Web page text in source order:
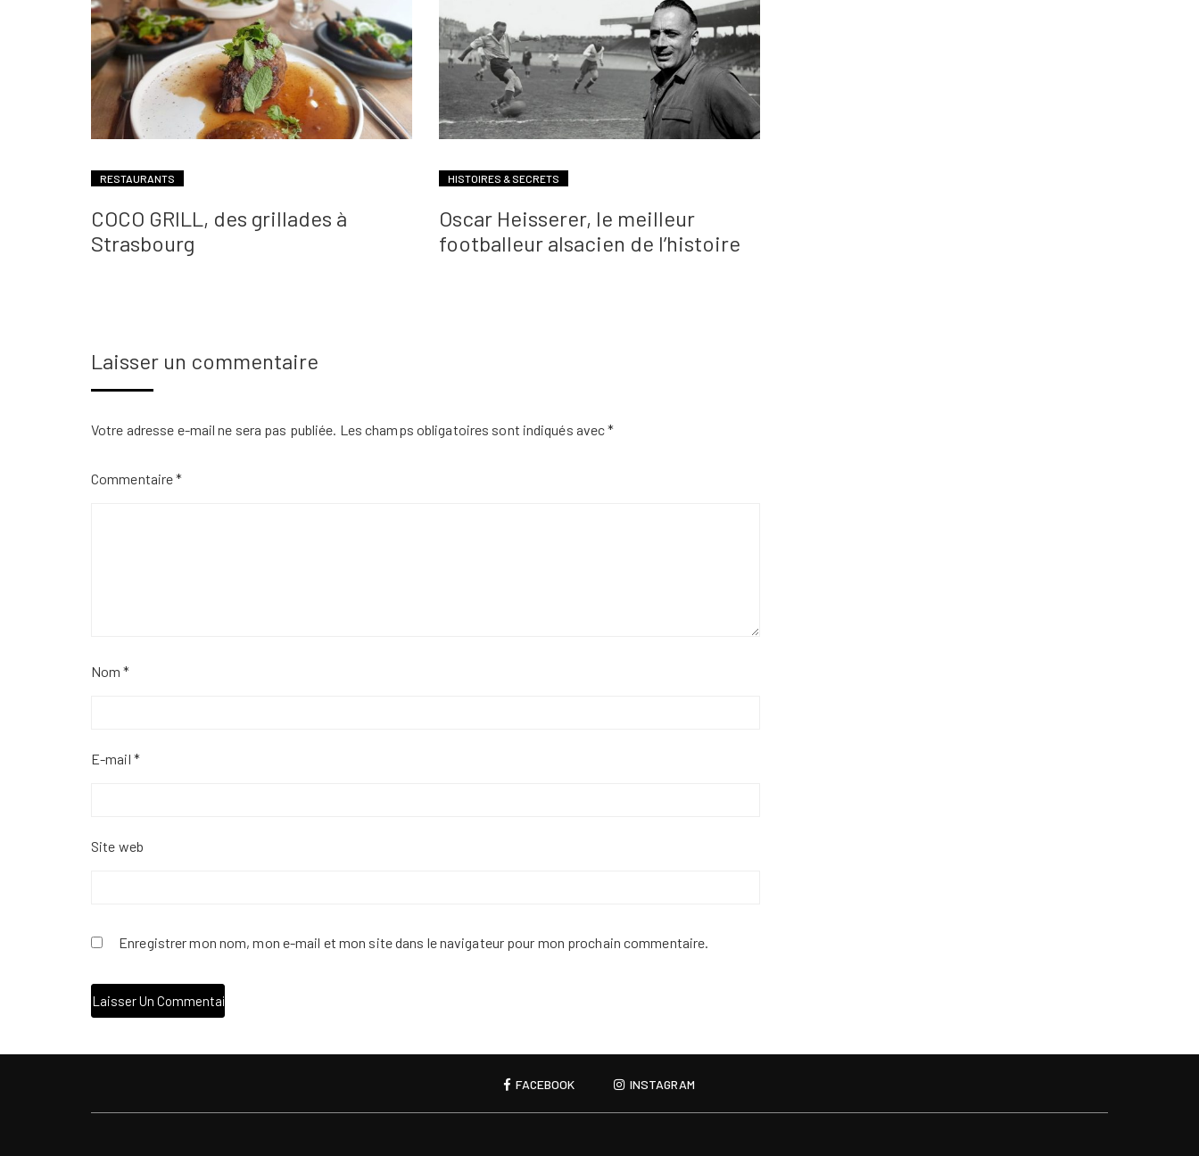
RESTAURANTS
COCO GRILL, des grillades à
Strasbourg
HISTOIRES & SECRETS
Oscar Heisserer, le meilleur
footballeur alsacien de l’histoire
Laisser un commentaire
Votre adresse e-mail ne sera pas publiée. Les champs obligatoires sont indiqués avec*
Commentaire*
Nom*
E-mail *
Site web
Enregistrer mon nom, mon e-mail et mon site dans le navigateur pour mon prochain commentaire.
FACEBOOK INSTAGRAM